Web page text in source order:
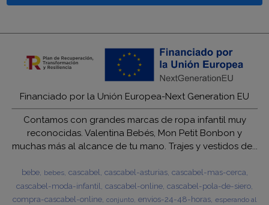
Financiado por la Unión Europea-Next Generation EU
Contamos con grandes marcas de ropa infantil muy
reconocidas. Valentina Bebés, Mon Petit Bonbon y
muchas más al alcance de tu mano. Trajes y vestidos de...
bebe bebes cascabel cascabel-asturias cascabel-mas-cerca
cascabel-moda-infantil cascabel-online cascabel-pola-de-siero
compra-cascabel-online conjunto envios-24-48-horas esperando al